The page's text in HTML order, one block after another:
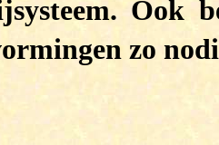
Ook
zo